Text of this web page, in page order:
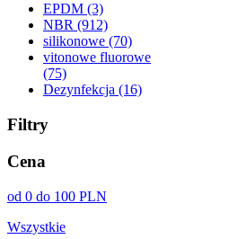
EPDM (3)
NBR (912)
silikonowe (70)
vitonowe fluorowe
(75)
Dezynfekcja (16)
Filtry
Cena
od 0 do 100 PLN
Wszystkie